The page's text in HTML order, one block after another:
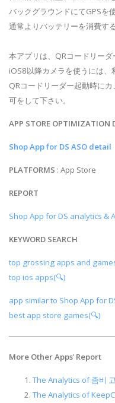
バックグラウンドにてGPSを
通常よりバッテリーを消費す
本アプリは、QRコードリーダ
iOS8以降カメラを使うには、
QRコードリーダー起動時に
可をして下さい。
APP STORE OPTIMIZATION
Shop App for DS ASO detail
PLATFORMS : App Store
REPORT
Shop App for DS analytics &
KEYWORD SEARCH
top grossing apps and
top ios apps(🔍)
app similar to Shop App for
best app store games(🔍)
More Other Apps’ Report
The Analytics of 좀비
The Analytics of